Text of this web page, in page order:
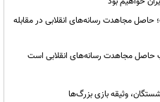
مجاهدت رسانه‌های انقلابی در مقابله
حاصل مجاهدت رسانه‌های انقلابی است
وثیقه بازی بزرگ‌ها